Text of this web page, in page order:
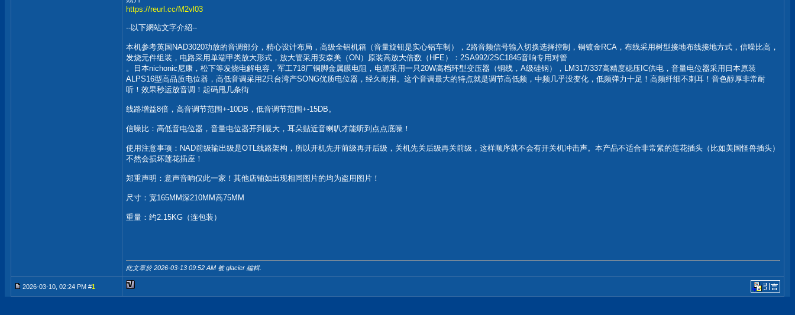
https://reurl.cc/M2vl03
--以下網站文字介紹--
本机参考英国NAD3020功放的音调部分，精心设计布局，高级全铝机箱（音量旋钮是实心铝车制），2路音频信号输入切换选择控制，铜镀金RCA，布线采用树型接地布线接地方式，信噪比高，
发烧元件组装，电路采用单端甲类放大形式，放大管采用安森美（ON）原装高放大倍数（HFE）：2SA992/2SC1845音响专用对管
。日本nichonic尼康，松下等发烧电解电容，军工718厂铜脚金属膜电阻，电源采用一只20W高档环型变压器（铜线，A级硅钢），LM317/337高精度稳压IC供电，音量电位器采用日本原装
ALPS16型高品质电位器，高低音调采用2只台湾产SONG优质电位器，经久耐用。这个音调最大的特点就是调节高低频，中频几乎没变化，低频弹力十足！高频纤细不刺耳！音色醇厚非常耐
听！效果秒运放音调！起码甩几条街
线路增益8倍，高音调节范围+-10DB，低音调节范围+-15DB。
信噪比：高低音电位器，音量电位器开到最大，耳朵贴近音喇叭才能听到点点底噪！
使用注意事项：NAD前级输出级是OTL线路架构，所以开机先开前级再开后级，关机先关后级再关前级，这样顺序就不会有开关机冲击声。本产品不适合非常紧的莲花插头（比如美国怪兽插头）
不然会损坏莲花插座！
郑重声明：意声音响仅此一家！其他店铺如出现相同图片的均为盗用图片！
尺寸：宽165MM深210MM高75MM
重量：约2.15KG（连包装）
此文章於 2026-03-13 09:52 AM 被 glacier 編輯.
2026-03-10, 02:24 PM #1